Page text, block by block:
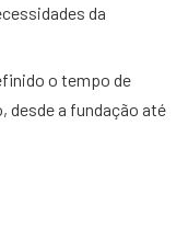
da
o tempo de
desde a fundação até